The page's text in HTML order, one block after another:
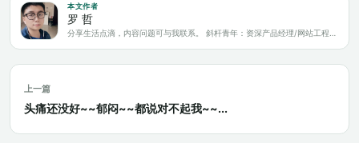
本文作者
罗 哲
上一篇
头痛还没好~~郁闷~~都说对不起我~~...